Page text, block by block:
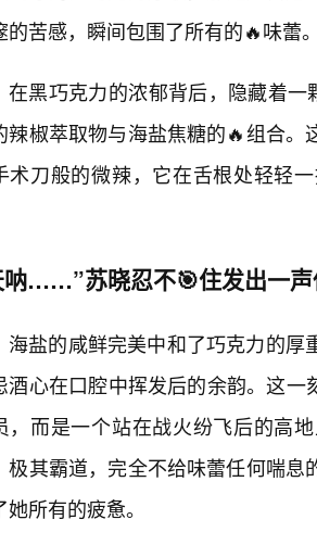
的苦感，瞬间包围了所有的🔥味蕾
在黑巧克力的浓郁背后，隐藏着一
辣椒萃取物与海盐焦糖的🔥组合
术刀般的微辣，它在舌根处轻轻
呐……”苏晓忍不🎯住发出一声
海盐的咸鲜完美中和了巧克力的
酒心在口腔中挥发后的余韵。这
，而是一个站在战火纷飞后的高
极其霸道，完全不给味蕾任何喘
她所有的疲惫。